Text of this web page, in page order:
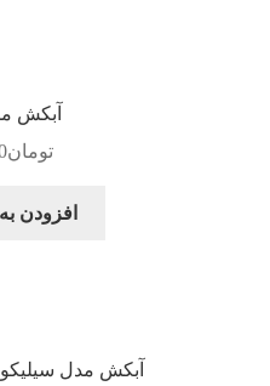
آبکش
تومان
افزودن
آبکش مدل